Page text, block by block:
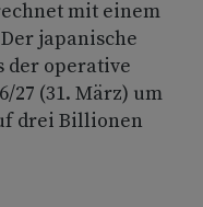
mit einem
japanische
der operative
27 (31. März) um
drei Billionen